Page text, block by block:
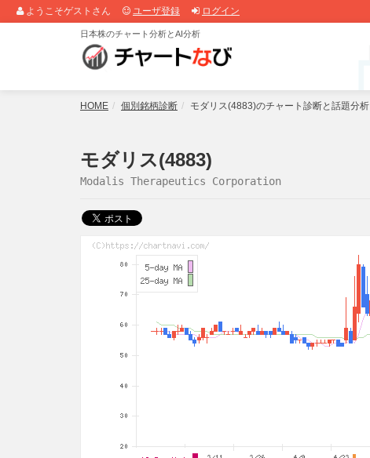
ようこそゲストさん ユーザ登録 ログイン
日本株のチャート分析とAI分析
HOME 個別銘柄診断 モダリス(4883)のチャート診断と話題分析
モダリス(4883)
Modalis Therapeutics Corporation